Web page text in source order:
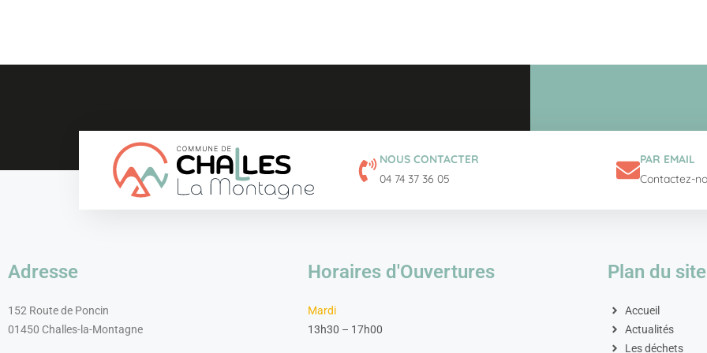
NOUS CONTACTER
04 74 37 36 05
PAR EMAIL
Contactez-
Adresse
152 Route de Poncin
01450 Challes-la-Montagne
Horaires d'Ouvertures
Mardi
13h30 – 17h00
Plan du site
Accueil
Actualités
Les déchets